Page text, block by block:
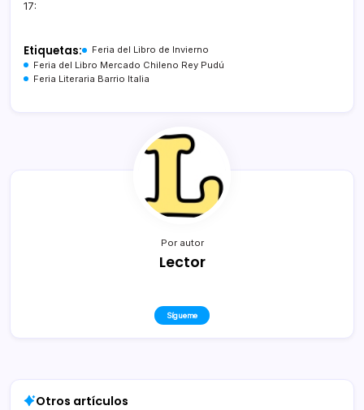
17:
Etiquetas:
Feria del Libro de Invierno
Feria del Libro Mercado Chileno Rey Pudú
Feria Literaria Barrio Italia
Por autor
Lector
Sígueme
Otros artículos